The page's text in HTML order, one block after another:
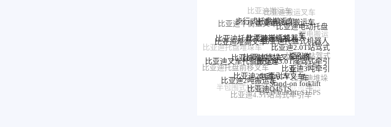
比亚迪平衡重叉车
步行式托盘搬运车
比亚迪托盘搬运车
比亚迪电动托盘
车
比亚迪托盘堆垛车
比亚迪堆高叉车
比亚迪托盘式搬运机器人
比亚迪搬运机器人
比亚迪托盘式机器人
比亚迪2.0T站驾式
牵引车
比亚迪站驾式
牵引车
比亚迪牵
引车
比亚迪前移叉车
比亚迪托盘前移叉车
比亚迪叉车托盘搬运车
比亚迪堆垛叉车
比亚迪堆垛叉车价格
比亚迪3.0T座驾式牵引
车
比亚迪3吨牵引
车
比亚迪堆垛
车
比亚迪P30S
比亚迪站驾式托盘搬运车
比亚迪仓储叉车
半包围式托盘搬运车
比亚迪2吨搬运车
比亚迪25T牵引车
电动AGV叉车
Stand-on forklift
BYD forklift S16PS
比亚迪4.5T站驾式牵引车
比亚迪Q45TS